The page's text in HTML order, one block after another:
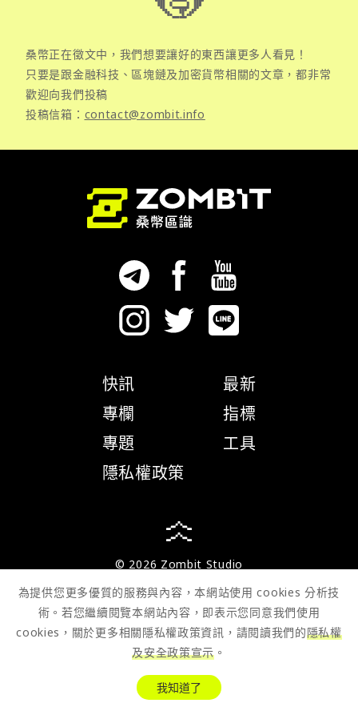
桑幣正在徵文中，我們想要讓好的東西讓更多人看見！
只要是跟金融科技、區塊鏈及加密貨幣相關的文章，都非常
歡迎向我們投稿
投稿信箱： contact@zombit.info
快訊
專欄
專題
隱私權政策
最新
指標
工具
© 2026 Zombit Studio
為提供您更多優質的服務與內容，本網站使用 cookies 分析技
術。若您繼續閱覽本網站內容，即表示您同意我們使用
cookies，關於更多相關隱私權政策資訊，請閱讀我們的隱私權
及安全政策宣示 。
我知道了